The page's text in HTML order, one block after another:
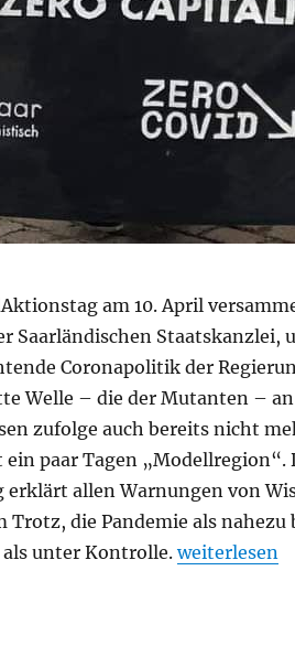
am 10. April
Saarländischen Staatskanzlei,
Coronapolitik der
Welle – die der Mutanten –
zufolge auch bereits nicht
ein paar Tagen „Modellregion“.
erklärt allen Warnungen von
die Pandemie als nahezu
als unter Kontrolle.„Zum
weiterlesen